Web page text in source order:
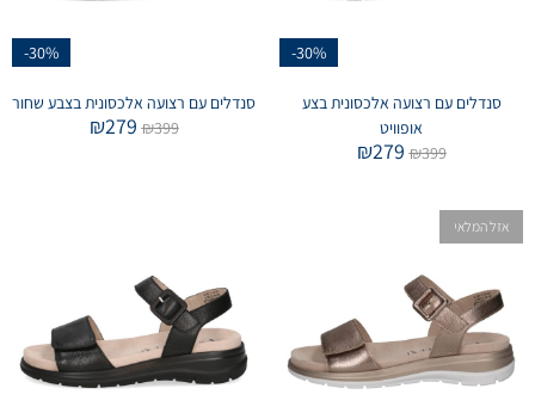
-30%
סנדלים עם רצועה אלכסונית בצע
אופוויט
₪399
₪279
-30%
סנדלים עם רצועה אלכסונית בצבע שחור
₪399
₪279
אזל המלאי